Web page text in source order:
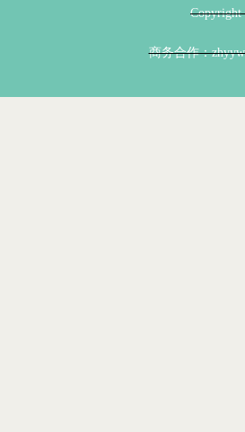
商务合作：